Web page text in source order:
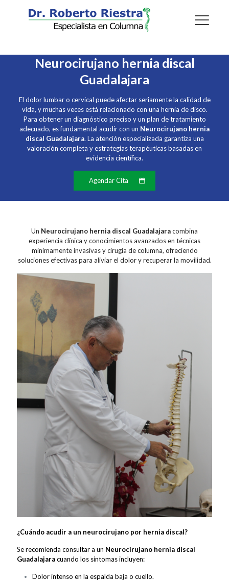
Neurocirujano hernia discal
Guadalajara
El dolor lumbar o cervical puede afectar seriamente la calidad de
vida, y muchas veces está relacionado con una hernia de disco.
Para obtener un diagnóstico preciso y un plan de tratamiento
adecuado, es fundamental acudir con un Neurocirujano hernia
discal Guadalajara. La atención especializada garantiza una
valoración completa y estrategias terapéuticas basadas en
evidencia científica.
Agendar Cita
Un Neurocirujano hernia discal Guadalajaracombina
experiencia clínica y conocimientos avanzados en técnicas
mínimamente invasivas y cirugía de columna, ofreciendo
soluciones efectivas para aliviar el dolor y recuperar la movilidad.
¿Cuándo acudir a un neurocirujano por hernia discal?
Se recomienda consultar a un Neurocirujano hernia discal
Guadalajaracuando los síntomas incluyen:
Dolor intenso en la espalda baja o cuello.